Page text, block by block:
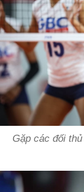
Gặp các đối